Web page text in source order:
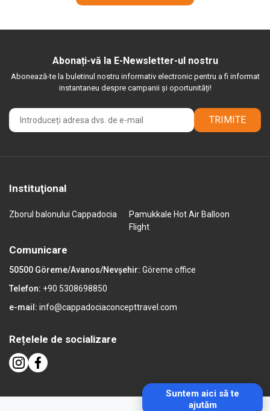
Abonați-vă la E-Newsletter-ul nostru
Abonează-te la buletinul nostru informativ electronic pentru a fi informat
instantaneu despre campanii și oportunități!
TRIMITE
Instituţional
Zborul balonului Cappadocia
Pamukkale Hot Air Balloon
Flight
Comunicare
50500 Göreme/Avanos/Nevşehir: Göreme office
Telefon: +90 5308698850
e-mail: info@cappadociaconcepttravel.com
Rețelele de socializare
Suntem aici să te
ajutăm